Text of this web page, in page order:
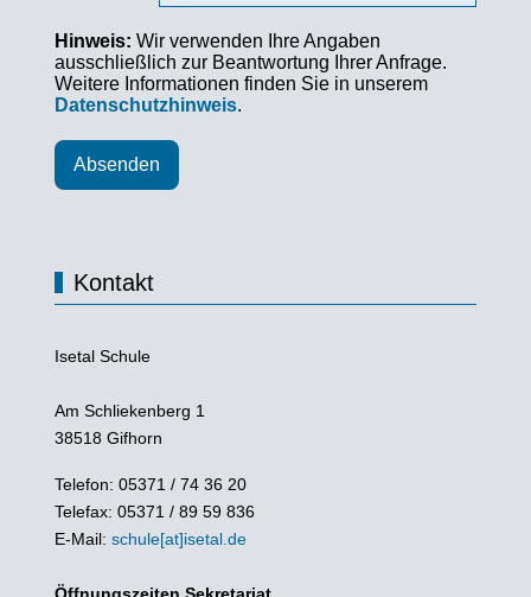
Hinweis: Wir verwenden Ihre Angaben
ausschließlich zur Beantwortung Ihrer Anfrage.
Weitere Informationen finden Sie in unserem
Datenschutzhinweis.
Absenden
Kontakt
Isetal Schule
Am Schliekenberg 1
38518 Gifhorn
Telefon: 05371 / 74 36 20
Telefax: 05371 / 89 59 836
E-Mail:schule[at]isetal.de